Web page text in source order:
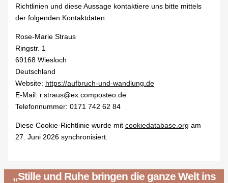
Richtlinien und diese Aussage kontaktiere uns bitte mittels
der folgenden Kontaktdaten:
Rose-Marie Straus
Ringstr. 1
69168 Wiesloch
Deutschland
Website: https://aufbruch-und-wandlung.de
E-Mail: r.straus@ex.composteo.de
Telefonnummer: 0171 742 62 84
Diese Cookie-Richtlinie wurde mit cookiedatabase.org am
27. Juni 2026 synchronisiert.
„Stille und Ruhe bringen die ganze Welt ins